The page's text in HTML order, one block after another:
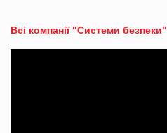
Всі компанії "Системи безпеки"